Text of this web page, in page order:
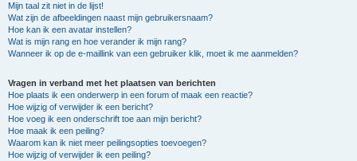
Mijn taal zit niet in de lijst!
Wat zijn de afbeeldingen naast mijn gebruikersnaam?
Hoe kan ik een avatar instellen?
Wat is mijn rang en hoe verander ik mijn rang?
Wanneer ik op de e-maillink van een gebruiker klik, moet ik me aanmelden?
Vragen in verband met het plaatsen van berichten
Hoe plaats ik een onderwerp in een forum of maak een reactie?
Hoe wijzig of verwijder ik een bericht?
Hoe voeg ik een onderschrift toe aan mijn bericht?
Hoe maak ik een peiling?
Waarom kan ik niet meer peilingsopties toevoegen?
Hoe wijzig of verwijder ik een peiling?